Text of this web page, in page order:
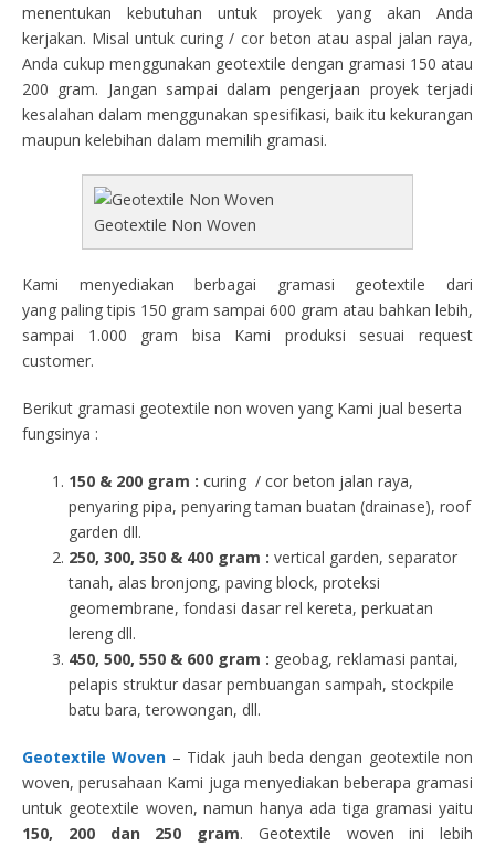
menentukan kebutuhan untuk proyek yang akan Anda
kerjakan. Misal untuk curing / cor beton atau aspal jalan raya,
Anda cukup menggunakan geotextile dengan gramasi 150 atau
200 gram. Jangan sampai dalam pengerjaan proyek terjadi
kesalahan dalam menggunakan spesifikasi, baik itu kekurangan
maupun kelebihan dalam memilih gramasi.
Geotextile Non Woven
Kami menyediakan berbagai gramasi geotextile dari
yang paling tipis 150 gram sampai 600 gram atau bahkan lebih,
sampai 1.000 gram bisa Kami produksi sesuai request
customer.
Berikut gramasi geotextile non woven yang Kami jual beserta
fungsinya :
150 & 200 gram : curing / cor beton jalan raya,
penyaring pipa, penyaring taman buatan (drainase), roof
garden dll.
250, 300, 350 & 400 gram : vertical garden, separator
tanah, alas bronjong, paving block, proteksi
geomembrane, fondasi dasar rel kereta, perkuatan
lereng dll.
450, 500, 550 & 600 gram : geobag, reklamasi pantai,
pelapis struktur dasar pembuangan sampah, stockpile
batu bara, terowongan, dll.
Geotextile Woven – Tidak jauh beda dengan geotextile non
woven, perusahaan Kami juga menyediakan beberapa gramasi
untuk geotextile woven, namun hanya ada tiga gramasi yaitu
150, 200 dan 250 gram. Geotextile woven ini lebih